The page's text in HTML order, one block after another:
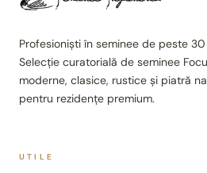
Profesioniști în seminee de peste
Selecție curatorială de seminee
moderne, clasice, rustice și piatră
pentru rezidențe premium.
UTILE